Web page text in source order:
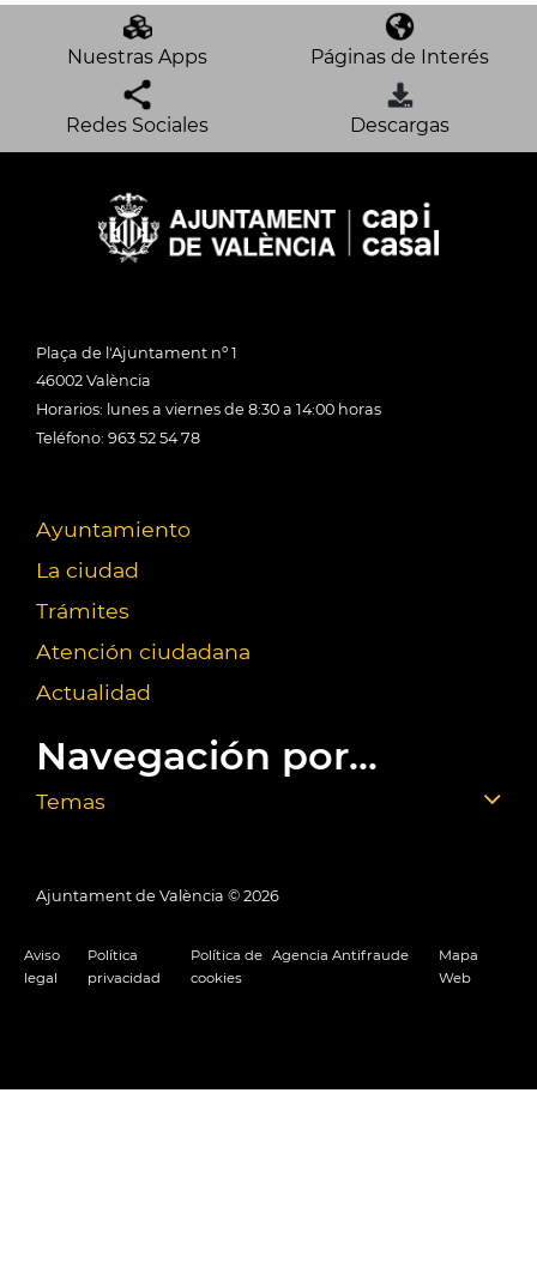
Nuestras Apps Páginas de Interés
Redes Sociales Descargas
Plaça de l'Ajuntament nº 1
46002 València
Horarios: lunes a viernes de 8:30 a 14:00 horas
Teléfono: 963 52 54 78
Ayuntamiento
La ciudad
Trámites
Atención ciudadana
Actualidad
Navegación por...
Temas
Ajuntament de València © 2026
Aviso
legal
Política
privacidad
Política de
cookies
Agencia Antifraude
Mapa
Web